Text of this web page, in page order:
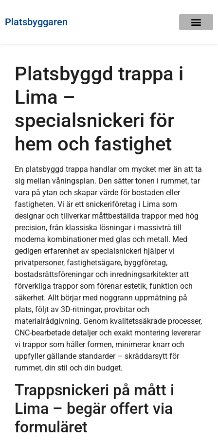
Platsbyggaren
Platsbyggd trappa i
Lima –
specialsnickeri för
hem och fastighet
En platsbyggd trappa handlar om mycket mer än att ta
sig mellan våningsplan. Den sätter tonen i rummet, tar
vara på ytan och skapar värde för bostaden eller
fastigheten. Vi är ett snickeriföretag i Lima som
designar och tillverkar måttbeställda trappor med hög
precision, från klassiska lösningar i massivträ till
moderna kombinationer med glas och metall. Med
gedigen erfarenhet av specialsnickeri hjälper vi
privatpersoner, fastighetsägare, byggföretag,
bostadsrättsföreningar och inredningsarkitekter att
förverkliga trappor som förenar estetik, funktion och
säkerhet. Allt börjar med noggrann uppmätning på
plats, följt av 3D-ritningar, provbitar och
materialrådgivning. Genom kvalitetssäkrade processer,
CNC-bearbetade detaljer och exakt montering levererar
vi trappor som håller formen, minimerar knarr och
uppfyller gällande standarder – skräddarsytt för
rummet, din stil och din budget.
Trappsnickeri på mått i
Lima – begär offert via
formuläret